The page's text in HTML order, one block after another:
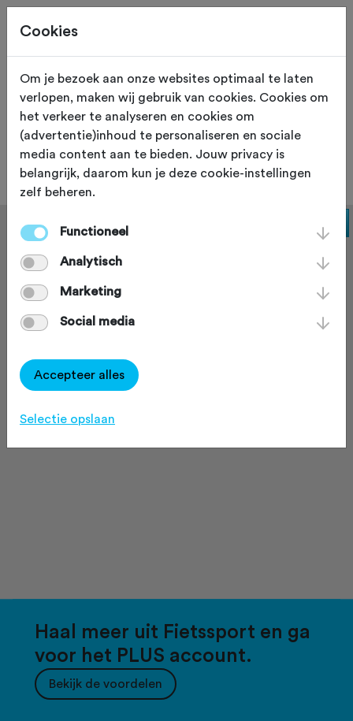
EXPO Antwerpen
Bike Project Antwerp
Haal meer uit Fietssport en ga
voor het PLUS account.
Bekijk de voordelen
Cookies
Om je bezoek aan onze websites optimaal te laten
verlopen, maken wij gebruik van cookies. Cookies om
het verkeer te analyseren en cookies om
(advertentie)inhoud te personaliseren en sociale
media content aan te bieden. Jouw privacy is
belangrijk, daarom kun je deze cookie-instellingen
zelf beheren.
Functioneel
Analytisch
Marketing
Social media
Accepteer alles
Selectie opslaan